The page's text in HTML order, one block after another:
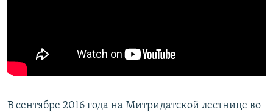
В сентябре 2016 года на Митридатской лестнице во